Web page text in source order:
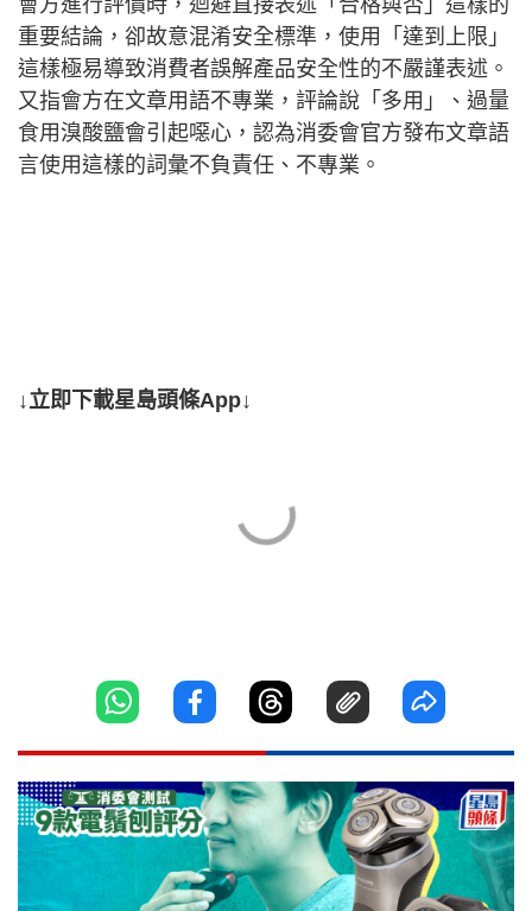
會方進行評價時，迴避直接表述「合格與否」這樣的
重要結論，卻故意混淆安全標準，使用「達到上限」
這樣極易導致消費者誤解產品安全性的不嚴謹表述。
又指會方在文章用語不專業，評論說「多用」、過量
食用溴酸鹽會引起噁心，認為消委會官方發布文章語
言使用這樣的詞彙不負責任、不專業。
↓立即下載星島頭條App↓